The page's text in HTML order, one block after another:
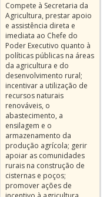
Compete à Secretaria da
Agricultura, prestar apoio
e assistência direta e
imediata ao Chefe do
Poder Executivo quanto à
políticas públicas na áreas
da agricultura e do
desenvolvimento rural;
incentivar a utilização de
recursos naturais
renováveis, o
abastecimento, a
ensilagem e o
armazenamento da
produção agrícola; gerir
apoiar as comunidades
rurais na construção de
cisternas e poços;
promover ações de